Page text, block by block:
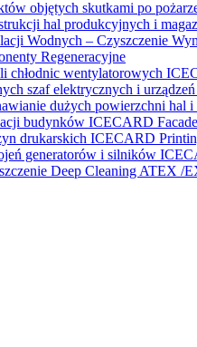
objętych skutkami po
hal produkcyjnych i
Wodnych – Czyszczenie
Regeneracyjne
chłodnic wentylatorowych
szaf elektrycznych i
dużych powierzchni
budynków ICECARD Facade
drukarskich ICECARD
generatorów i silników
Deep Cleaning ATEX /